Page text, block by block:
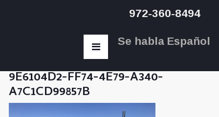
972-360-8494
Se habla Español
9E6104D2-FF74-4E79-A340-
A7C1CD99857B